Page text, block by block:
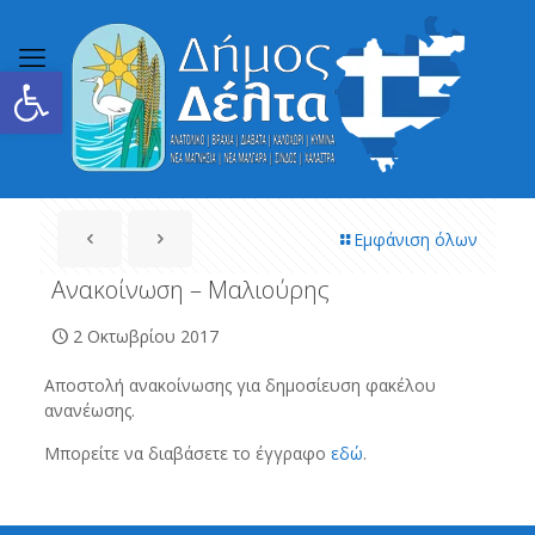
Ανοίξτε τη γραμμή εργαλείων
Εμφάνιση όλων
Ανακοίνωση – Μαλιούρης
2 Οκτωβρίου 2017
Αποστολή ανακοίνωσης για δημοσίευση φακέλου
ανανέωσης.
Μπορείτε να διαβάσετε το έγγραφο εδώ.